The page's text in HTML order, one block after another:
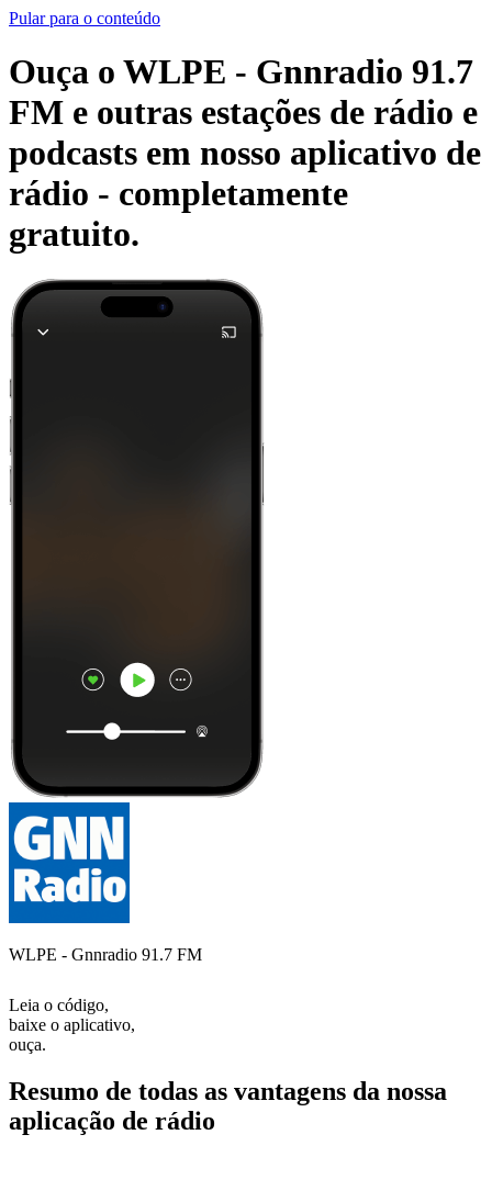
Pular para o conteúdo
Ouça o WLPE - Gnnradio 91.7
FM e outras estações de rádio e
podcasts em nosso aplicativo de
rádio - completamente
gratuito.
WLPE - Gnnradio 91.7 FM
Leia o código,
baixe o aplicativo,
ouça.
Resumo de todas as vantagens da nossa
aplicação de rádio